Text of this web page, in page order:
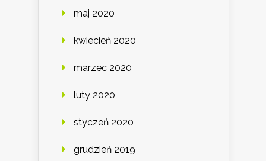
maj 2020
kwiecień 2020
marzec 2020
luty 2020
styczeń 2020
grudzień 2019